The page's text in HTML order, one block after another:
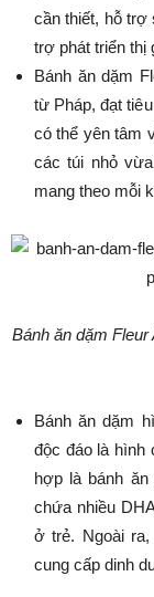
cần thiết, hỗ trợ
trợ phát triển thị
Bánh ăn dặm
từ Pháp, đạt
có thể yên tâm
các túi nhỏ
mang theo mỗi
Bánh ăn dặm
Bánh ăn dặm
độc đáo là hình
hợp là bánh
chứa nhiều
ở trẻ. Ngoài
cung cấp dinh